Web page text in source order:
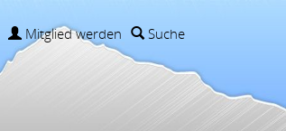
Mitglied werden
Suche